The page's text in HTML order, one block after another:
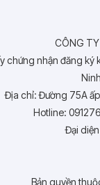
CÔNG
chứng nhận đăng ký
Địa chỉ: Đường 75A
Hotline:
Đại
Bản quyền